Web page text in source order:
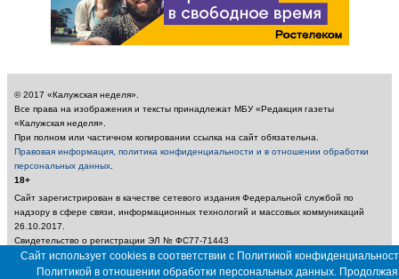
© 2017 «Калужская неделя».
Все права на изображения и тексты принадлежат МБУ «Редакция газеты
«Калужская неделя».
При полном или частичном копировании ссылка на сайт обязательна.
Правовая информация, политика конфиденциальности и в отношении обработки
персональных данных.
18+
Сайт зарегистрирован в качестве сетевого издания Федеральной службой по
надзору в сфере связи, информационных технологий и массовых коммуникаций
26.10.2017.
Свидетельство о регистрации ЭЛ № ФС77-71443
Учредитель: Муниципальное бюджетное учреждение «Редакция газеты «Калужская
неделя»
Сайт использует cookies в соответствии с Политикой
Политикой в отношении обработки персональных данных. Продолжая